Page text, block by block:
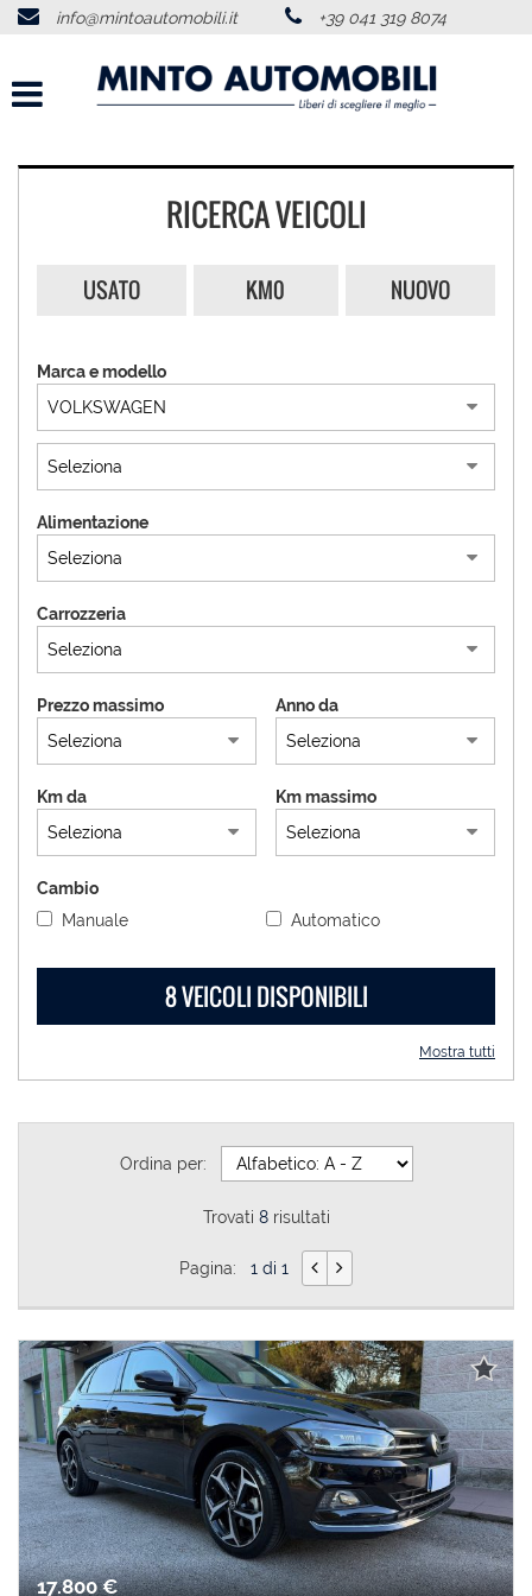
HOME
CHI SIAMO
LISTA VEICOLI
RECENSIONI
NEWS
ENGLISH
info@mintoautomobili.it +39 041 319 8074
RICERCA VEICOLI
USATO KM0 NUOVO
Marca e modello
Alimentazione
Carrozzeria
Prezzo massimo Anno da
Km da Km massimo
Cambio
Manuale
Automatico
8 VEICOLI DISPONIBILI
Mostra tutti
Ordina per:
Trovati 8risultati
Pagina: 1 di 1
17.800 €